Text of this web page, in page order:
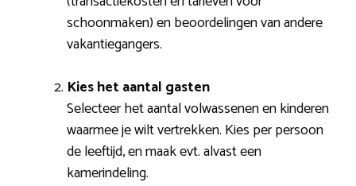
schoonmaken) en beoordelingen van andere
vakantiegangers.
Kies het aantal gasten
Selecteer het aantal volwassenen en kinderen
waarmee je wilt vertrekken. Kies per persoon
de leeftijd, en maak evt. alvast een
kamerindeling.